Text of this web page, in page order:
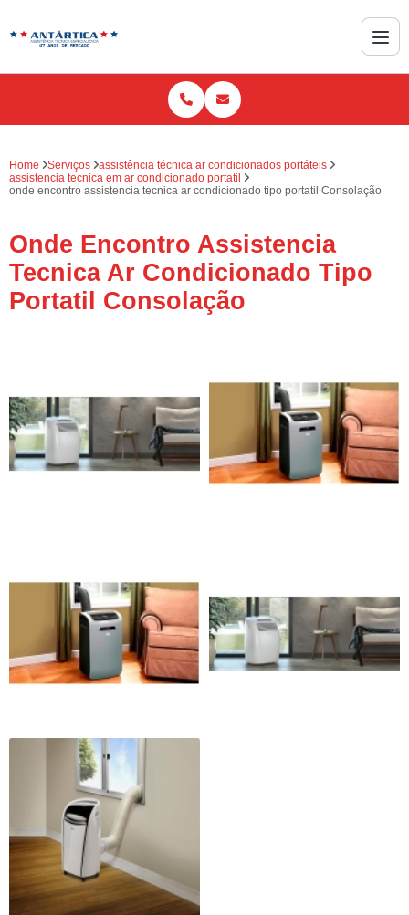
Home Serviços
assistência técnica ar condicionados portáteis
assistencia tecnica em ar condicionado portatil
onde encontro assistencia tecnica ar condicionado tipo portatil Consolação
Onde Encontro Assistencia
Tecnica Ar Condicionado Tipo
Portatil Consolação